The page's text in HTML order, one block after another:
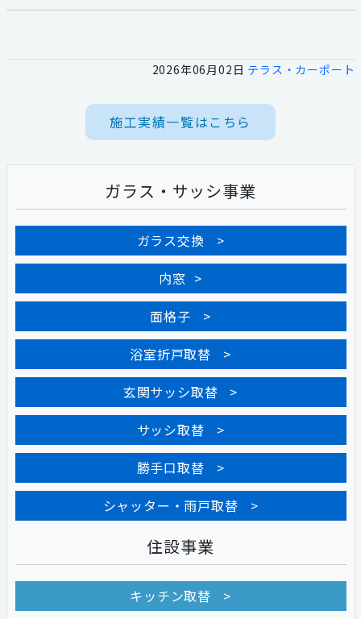
2026年06月02日 テラス・カーポート
施工実績一覧はこちら
ガラス・サッシ事業
ガラス交換
内窓
面格子
浴室折戸取替
玄関サッシ取替
サッシ取替
勝手口取替
シャッター・雨戸取替
住設事業
キッチン取替